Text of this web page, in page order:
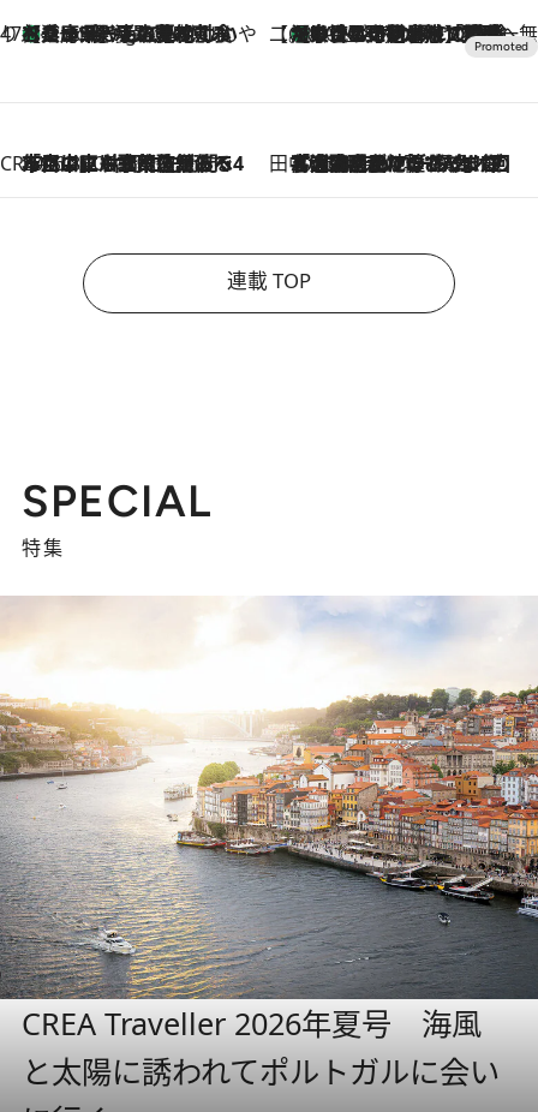
47都道府県の手みやげ ひんやりスイーツで夏を満喫
1 Hour Ago
【兵庫県】この夏絶対食べたい 冷やしておいしいおやつ3選 淡路島の恵みをジェラートに集約 【CREA×星野リゾート】唯一無二。癒しと発見が待つ場所へ
2026.8.7
【トンボの足水浴】ヒノキの香りに包まれて涼感マックス！約13℃の湧水かけ流しを避暑地「星野温泉 トンボの湯」で体験
CREA'S CHOICE
2026.8.7
「立川にも歌舞伎があるんだよ」 片岡仁左衛門・市川中車ら豪華座組みで4年目の立川立飛歌舞伎へ 田中稲の勝手に再ブーム
2026.8.7
「湘南乃風に憧れて」観客大盛上がりの“タオル回し”に、ラッパー顔負けの高速歌唱まで…さだまさし（74）のアグレッシブすぎる現在地
連載 TOP
SPECIAL
特集
CREA Traveller 2026年夏号 海風
と太陽に誘われてポルトガルに会い